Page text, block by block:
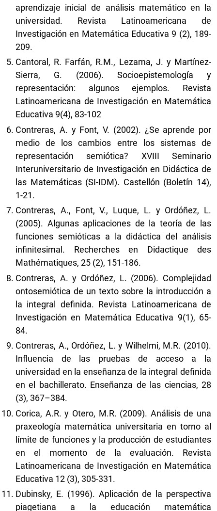
aprendizaje inicial de análisis matemático en la
universidad. Revista Latinoamericana de
Investigación en Matemática Educativa 9 (2), 189-
209.
Cantoral, R. Farfán, R.M., Lezama, J. y Martínez-
Sierra, G. (2006). Socioepistemología y
representación: algunos ejemplos. Revista
Latinoamericana de Investigación en Matemática
Educativa 9(4), 83-102
Contreras, A. y Font, V. (2002). ¿Se aprende por
medio de los cambios entre los sistemas de
representación semiótica? XVIII Seminario
Interuniversitario de Investigación en Didáctica de
las Matemáticas (SI-IDM). Castellón (Boletín 14),
1-21.
Contreras, A., Font, V., Luque, L. y Ordóñez, L.
(2005). Algunas aplicaciones de la teoría de las
funciones semióticas a la didáctica del análisis
infinitesimal. Recherches en Didactique des
Mathématiques, 25 (2), 151-186.
Contreras, A. y Ordóñez, L. (2006). Complejidad
ontosemiótica de un texto sobre la introducción a
la integral definida. Revista Latinoamericana de
Investigación en Matemática Educativa 9(1), 65-
84.
Contreras, A., Ordóñez, L. y Wilhelmi, M.R. (2010).
Influencia de las pruebas de acceso a la
universidad en la enseñanza de la integral definida
en el bachillerato. Enseñanza de las ciencias, 28
(3), 367–384.
Corica, A.R. y Otero, M.R. (2009). Análisis de una
praxeología matemática universitaria en torno al
límite de funciones y la producción de estudiantes
en el momento de la evaluación. Revista
Latinoamericana de Investigación en Matemática
Educativa 12 (3), 305-331.
Dubinsky, E. (1996). Aplicación de la perspectiva
piagetiana a la educación matemática